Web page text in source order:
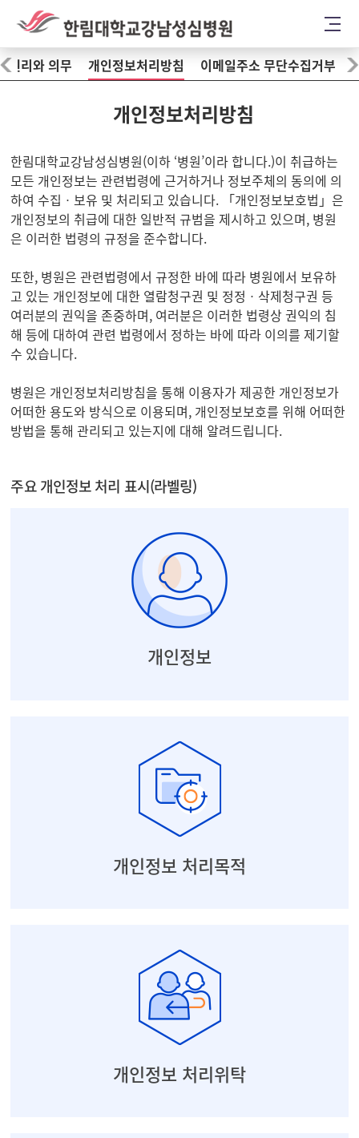
권리와 의무 개인정보처리방침 이메일주소 무단수집거부
개인정보처리방침
한림대학교강남성심병원(이하 ‘병원’이라 합니다.)이 취급하는
모든 개인정보는 관련법령에 근거하거나 정보주체의 동의에 의
하여 수집ㆍ보유 및 처리되고 있습니다. 「개인정보보호법」은
개인정보의 취급에 대한 일반적 규범을 제시하고 있으며, 병원
은 이러한 법령의 규정을 준수합니다.
또한, 병원은 관련법령에서 규정한 바에 따라 병원에서 보유하
고 있는 개인정보에 대한 열람청구권 및 정정ㆍ삭제청구권 등
여러분의 권익을 존중하며, 여러분은 이러한 법령상 권익의 침
해 등에 대하여 관련 법령에서 정하는 바에 따라 이의를 제기할
수 있습니다.
병원은 개인정보처리방침을 통해 이용자가 제공한 개인정보가
어떠한 용도와 방식으로 이용되며, 개인정보보호를 위해 어떠한
방법을 통해 관리되고 있는지에 대해 알려드립니다.
주요 개인정보 처리 표시(라벨링)
개인정보
개인정보
예약 : 이름, 성별, 생년월일, 전화번호 등
진료 : 이름, 성별, 생년월일, 전화번호 등
개인정보 처리목적
개인정보 처리목적
예약 : 진료 및 건강검진 예약을 위한 병원등록번호 발번
진료 : 의료법에 근거한 진료 행위 등
개인정보 처리위탁
개인정보 처리위탁
처리위탁기관 : 한림대학교강남성심병원
㈜인피니트, 나이스신용정보㈜, ㈜아워홈, ㈜포씨게이트, ㈜
KSNET, ㈜디지털존, NHN KCP 등